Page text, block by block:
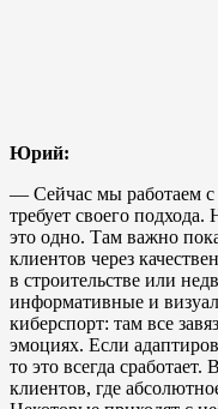
Юрий:
— Сейчас мы работаем
требует своего
это одно. Там важно
клиентов через
в строительстве или
информативные и
киберспорт: там все
эмоциях. Если
то это всегда
клиентов, где